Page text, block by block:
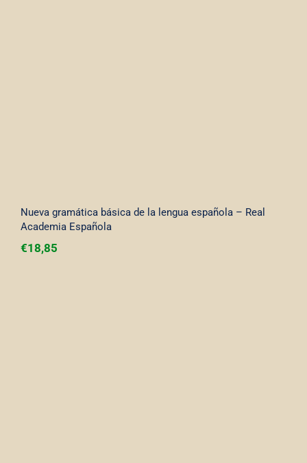
Nueva gramática básica de la lengua española – Real
Academia Española
€18,85